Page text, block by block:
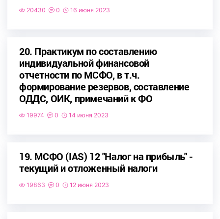
20430 0 16 июня 2023
20. Практикум по составлению
индивидуальной финансовой
отчетности по МСФО, в т.ч.
формирование резервов, составление
ОДДС, ОИК, примечаний к ФО
19974 0 14 июня 2023
19. МСФО (IAS) 12 "Налог на прибыль" -
текущий и отложенный налоги
19863 0 12 июня 2023